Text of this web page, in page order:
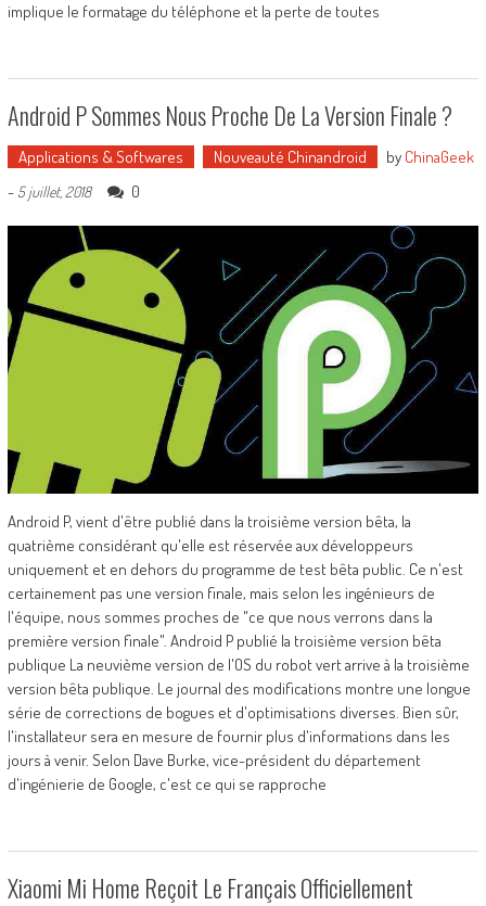
implique le formatage du téléphone et la perte de toutes
Android P Sommes Nous Proche De La Version Finale ?
Applications & Softwares Nouveauté Chinandroid by ChinaGeek
- 5 juillet, 2018 0
Android P, vient d'être publié dans la troisième version bêta, la
quatrième considérant qu'elle est réservée aux développeurs
uniquement et en dehors du programme de test bêta public. Ce n'est
certainement pas une version finale, mais selon les ingénieurs de
l'équipe, nous sommes proches de "ce que nous verrons dans la
première version finale". Android P publié la troisième version bêta
publique La neuvième version de l'OS du robot vert arrive à la troisième
version bêta publique. Le journal des modifications montre une longue
série de corrections de bogues et d'optimisations diverses. Bien sûr,
l'installateur sera en mesure de fournir plus d'informations dans les
jours à venir. Selon Dave Burke, vice-président du département
d'ingénierie de Google, c'est ce qui se rapproche
Xiaomi Mi Home Reçoit Le Français Officiellement